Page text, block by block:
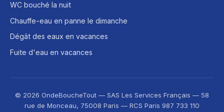
WC bouché la nuit
Chauffe-eau en panne le dimanche
Dégât des eaux en vacances
Fuite d'eau en vacances
© 2026 OndeBoucheTout — SAS Les Services Français — 58
rue de Monceau, 75008 Paris — RCS Paris 987 733 110